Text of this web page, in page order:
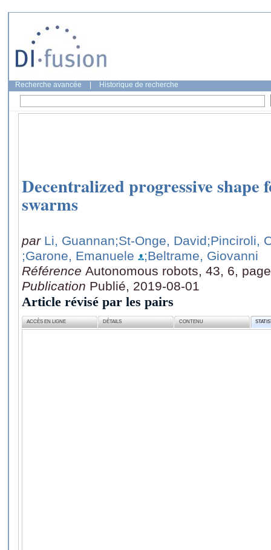
Recherche avancée Historique de recherche
Decentralized progressive
swarms
par Li, Guannan;St-Onge, David;Pinciroli,
;Garone, Emanuele
;Beltrame, Giovanni
Référence Autonomous robots, 43, 6,
Publication Publié, 2019-08-01
Article révisé par les pairs
ACCÈS EN LIGNE DÉTAILS CONTENU